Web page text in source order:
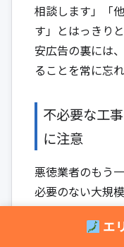
相談します」「
す」とはっきり
安広告の裏には
ることを常に忘
不必要な工
に注意
悪徳業者のもう
必要のない大規
提案して高額な
回りの知識が少
エ